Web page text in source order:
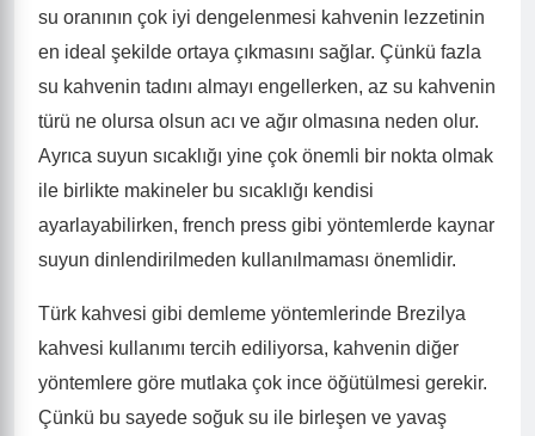
su oranının çok iyi dengelenmesi kahvenin lezzetinin
en ideal şekilde ortaya çıkmasını sağlar. Çünkü fazla
su kahvenin tadını almayı engellerken, az su kahvenin
türü ne olursa olsun acı ve ağır olmasına neden olur.
Ayrıca suyun sıcaklığı yine çok önemli bir nokta olmak
ile birlikte makineler bu sıcaklığı kendisi
ayarlayabilirken, french press gibi yöntemlerde kaynar
suyun dinlendirilmeden kullanılmaması önemlidir.
Türk kahvesi gibi demleme yöntemlerinde Brezilya
kahvesi kullanımı tercih ediliyorsa, kahvenin diğer
yöntemlere göre mutlaka çok ince öğütülmesi gerekir.
Çünkü bu sayede soğuk su ile birleşen ve yavaş